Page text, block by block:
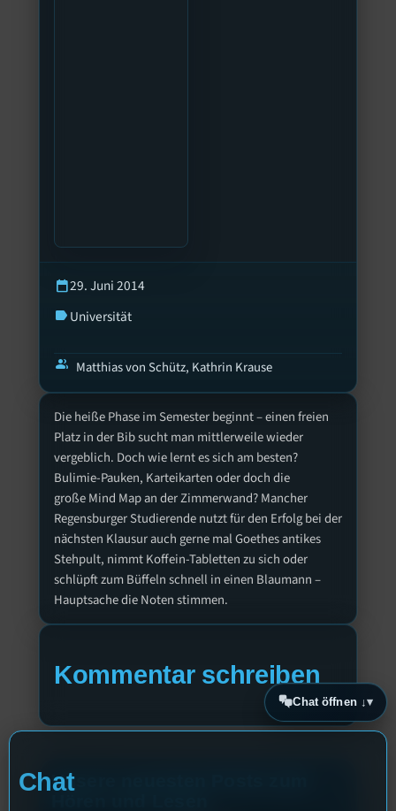
Die heiße Phase im Semester beginnt – einen freien
Platz in der Bib sucht man mittlerweile wieder
vergeblich. Doch wie lernt es sich am besten?
Bulimie-Pauken, Karteikarten oder doch die
große Mind Map an der Zimmerwand? Mancher
Regensburger Studierende nutzt für den Erfolg bei der
nächsten Klausur auch gerne mal Goethes antikes
Stehpult, nimmt Koffein-Tabletten zu sich oder
schlüpft zum Büffeln schnell in einen Blaumann –
Hauptsache die Noten stimmen.
Kommentar schreiben
calendar_today29. Juni 2014
labelUniversität
group Matthias von Schütz, Kathrin Krause
Unsere neuesten Posts zum
Chat öffnen ↓
Chat